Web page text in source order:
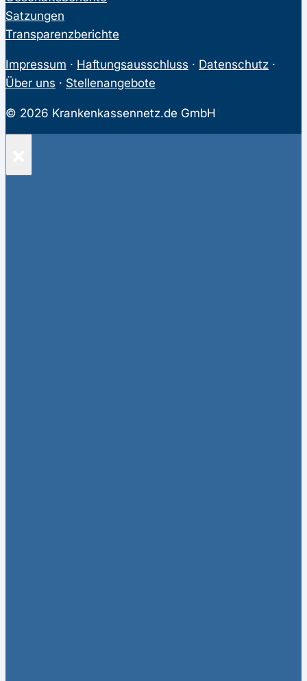
Satzungen
Transparenzberichte
Impressum · Haftungsausschluss · Datenschutz ·
Über uns · Stellenangebote
© 2026 Krankenkassennetz.de GmbH